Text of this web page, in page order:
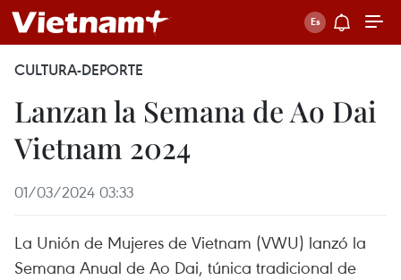
CULTURA-DEPORTE
Lanzan la Semana de Ao Dai
Vietnam 2024
01/03/2024 03:33
La Unión de Mujeres de Vietnam (VWU) lanzó la
Semana Anual de Ao Dai, túnica tradicional de